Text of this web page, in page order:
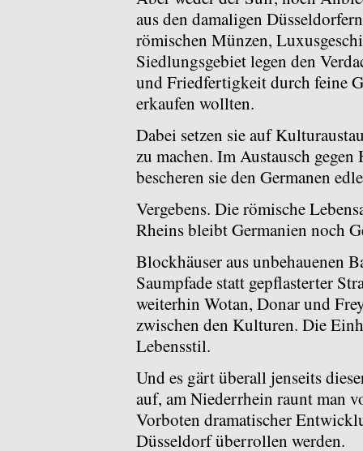
aus den damaligen
römischen Münzen,
Siedlungsgebiet legen den
und Friedfertigkeit durch feine
erkaufen wollten.
Dabei setzen sie auf
zu machen. Im Austausch
bescheren sie den Germanen
Vergebens. Die römische
Rheins bleibt Germanien noch
Blockhäuser aus unbehauenen
Saumpfade statt gepflasterter
weiterhin Wotan, Donar und
zwischen den Kulturen. Die
Lebensstil.
Und es gärt überall jenseits
auf, am Niederrhein raunt man
Vorboten dramatischer
Düsseldorf überrollen werden.